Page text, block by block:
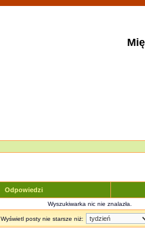
Odpowiedzi
Wyszukiwarka nic nie znalazła.
Wyświetl posty nie starsze niż: